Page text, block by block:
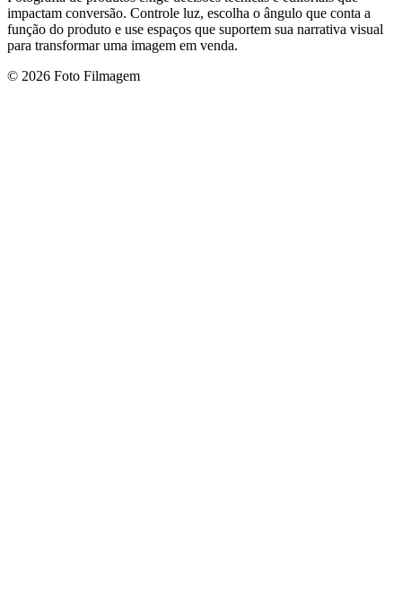
impactam conversão. Controle luz, escolha o ângulo que conta a
função do produto e use espaços que suportem sua narrativa visual
para transformar uma imagem em venda.
© 2026 Foto Filmagem